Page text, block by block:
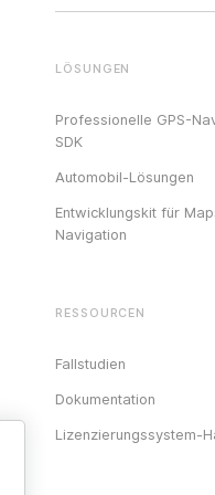
LÖSUNGEN
Professionelle GPS-
SDK
Automobil-Lösungen
Entwicklungskit für
Navigation
RESSOURCEN
Fallstudien
Dokumentation
Lizenzierungssystem-